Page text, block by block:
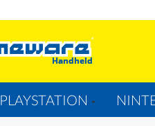
PLAYSTATION